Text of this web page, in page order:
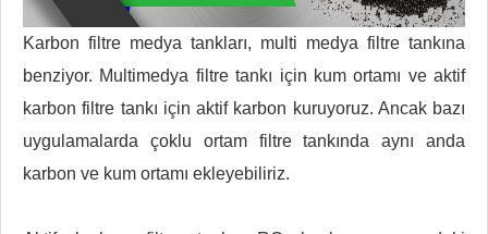
Karbon filtre medya tankları, multi medya filtre tankına
benziyor. Multimedya filtre tankı için kum ortamı ve aktif
karbon filtre tankı için aktif karbon kuruyoruz. Ancak bazı
uygulamalarda çoklu ortam filtre tankında aynı anda
karbon ve kum ortamı ekleyebiliriz.